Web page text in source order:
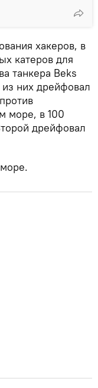
хакеров, в
катеров для
танкера Beks
них дрейфовал
море, в 100
дрейфовал